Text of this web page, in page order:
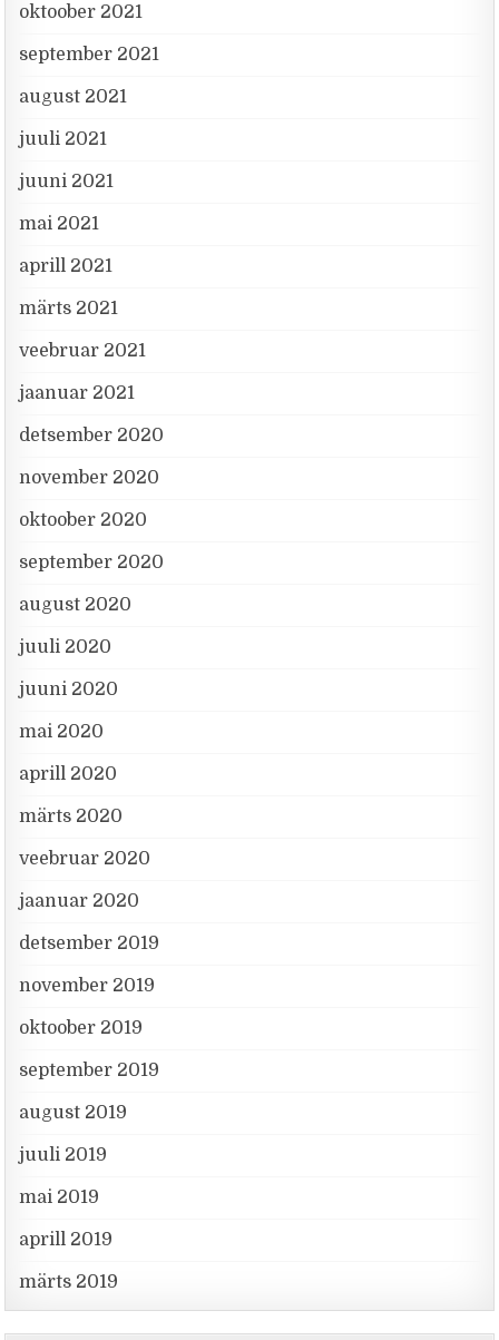
oktoober 2021
september 2021
august 2021
juuli 2021
juuni 2021
mai 2021
aprill 2021
märts 2021
veebruar 2021
jaanuar 2021
detsember 2020
november 2020
oktoober 2020
september 2020
august 2020
juuli 2020
juuni 2020
mai 2020
aprill 2020
märts 2020
veebruar 2020
jaanuar 2020
detsember 2019
november 2019
oktoober 2019
september 2019
august 2019
juuli 2019
mai 2019
aprill 2019
märts 2019